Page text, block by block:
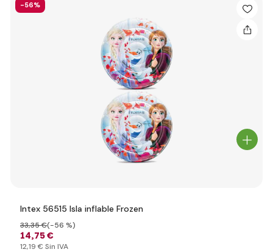
-56%
Intex 56515 Isla inflable Frozen
14,75 €
33,35 €(-56 %)
12,19 € Sin IVA